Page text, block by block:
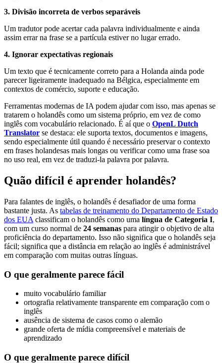
3. Divisão incorreta de verbos separáveis
Um tradutor pode acertar cada palavra individualmente e ainda
assim errar na frase se a partícula estiver no lugar errado.
4. Ignorar expectativas regionais
Um texto que é tecnicamente correto para a Holanda ainda pode
parecer ligeiramente inadequado na Bélgica, especialmente em
contextos de comércio, suporte e educação.
Ferramentas modernas de IA podem ajudar com isso, mas apenas se
tratarem o holandês como um sistema próprio, em vez de como
inglês com vocabulário relacionado. É aí que o OpenL Dutch
Translator se destaca: ele suporta textos, documentos e imagens,
sendo especialmente útil quando é necessário preservar o contexto
em frases holandesas mais longas ou verificar como uma frase soa
no uso real, em vez de traduzi-la palavra por palavra.
Quão difícil é aprender holandês?
Para falantes de inglês, o holandês é desafiador de uma forma
bastante justa. As tabelas de treinamento do Departamento de Estado
dos EUA classificam o holandês como uma língua de Categoria I,
com um curso normal de 24 semanas para atingir o objetivo de alta
proficiência do departamento. Isso não significa que o holandês seja
fácil; significa que a distância em relação ao inglês é administrável
em comparação com muitas outras línguas.
O que geralmente parece fácil
muito vocabulário familiar
ortografia relativamente transparente em comparação com o
inglês
ausência de sistema de casos como o alemão
grande oferta de mídia compreensível e materiais de
aprendizado
O que geralmente parece difícil